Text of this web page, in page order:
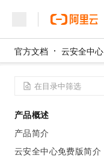
官方文档 云安全中心
产品概述
产品简介
云安全中心免费版简介
大模型
产品
精选产品
解决方案
精选解决方案
权益
定价
云市场
伙伴
服务
了解阿里云